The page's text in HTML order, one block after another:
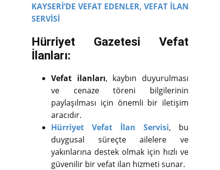
KAYSERİ’DE VEFAT EDENLER, VEFAT İLAN
SERVİSİ
Hürriyet Gazetesi Vefat
İlanları:
Vefat ilanları, kaybın duyurulması
ve cenaze töreni bilgilerinin
paylaşılması için önemli bir iletişim
aracıdır.
Hürriyet Vefat İlan Servisi, bu
duygusal süreçte ailelere ve
yakınlarına destek olmak için hızlı ve
güvenilir bir vefat ilan hizmeti sunar.